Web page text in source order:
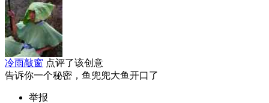
冷雨敲窗 点评了该创意
告诉你一个秘密，鱼兜兜大鱼开口了
举报